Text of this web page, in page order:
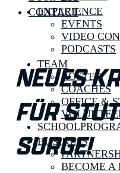
EXPERIENCE
EVENTS
VIDEO
PODCASTS
TEAM
ROSTER
COACHES
OFFICE &
BUSINESS
BECOME A
CONTACT
NEUES
FÜR
SURGE!